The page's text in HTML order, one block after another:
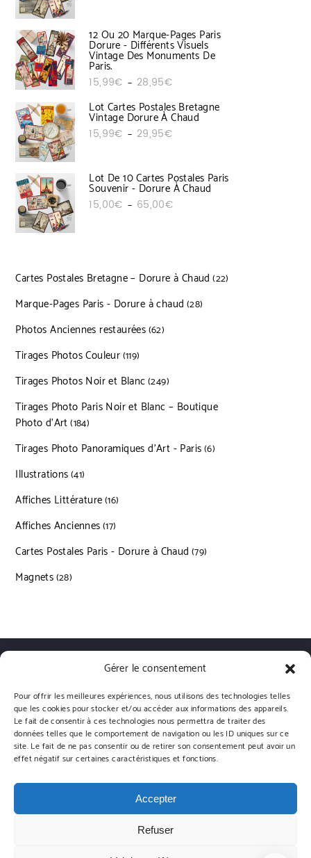
Gérer le consentement
Pour offrir les meilleures expériences, nous utilisons des technologies telles
que les cookies pour stocker et/ou accéder aux informations des appareils.
Le fait de consentir à ces technologies nous permettra de traiter des
données telles que le comportement de navigation ou les ID uniques sur ce
site. Le fait de ne pas consentir ou de retirer son consentement peut avoir un
effet négatif sur certaines caractéristiques et fonctions.
Accepter
Refuser
12 Ou 20 Marque-Pages Paris
Dorure - Différents Visuels
Vintage Des Monuments De
Paris.
15,99€ – 28,95€Plage de prix : 15,99€ à 28,95€
Lot Cartes Postales Bretagne
Vintage Dorure À Chaud
15,99€ – 29,95€Plage de prix : 15,99€ à 29,95€
Lot De 10 Cartes Postales Paris
Souvenir - Dorure À Chaud
15,00€ – 65,00€Plage de prix : 15,00€ à 65,00€
Cartes Postales Bretagne – Dorure à Chaud 2222 produits
Marque-Pages Paris - Dorure à chaud 2828 produits
Photos Anciennes restaurées 6262 produits
Tirages Photos Couleur 119119 produits
Tirages Photos Noir et Blanc 249249 produits
Tirages Photo Paris Noir et Blanc – Boutique
Photo d’Art 184184 produits
Tirages Photo Panoramiques d’Art - Paris 66 produits
Illustrations 4141 produits
Affiches Littérature 1616 produits
Affiches Anciennes 1717 produits
Cartes Postales Paris - Dorure à Chaud 7979 produits
Magnets 2828 produits
Livraisons Conditions générales de vente
Politique de confidentialité
Politique de cookies (UE)